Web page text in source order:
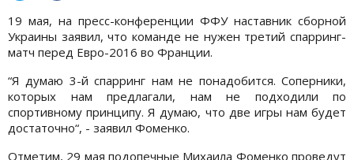
19 мая, на пресс-конференции ФФУ наставник сборной
Украины заявил, что команде не нужен третий спарринг-
матч перед Евро-2016 во Франции.
“Я думаю 3-й спарринг нам не понадобится. Соперники,
которых нам предлагали, нам не подходили по
спортивному принципу. Я думаю, что две игры нам будет
достаточно“, - заявил Фоменко.
Отметим, 29 мая подопечные Михаила Фоменко проведут